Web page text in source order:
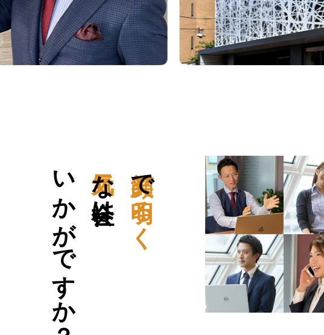
で
明るく
な会社は
いかがですか？